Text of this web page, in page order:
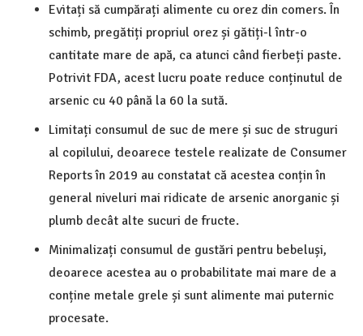
Evitați să cumpărați alimente cu orez din comers. În
schimb, pregătiți propriul orez și gătiți-l într-o
cantitate mare de apă, ca atunci când fierbeți paste.
Potrivit FDA, acest lucru poate reduce conținutul de
arsenic cu 40 până la 60 la sută.
Limitați consumul de suc de mere și suc de struguri
al copilului, deoarece testele realizate de Consumer
Reports în 2019 au constatat că acestea conțin în
general niveluri mai ridicate de arsenic anorganic și
plumb decât alte sucuri de fructe.
Minimalizați consumul de gustări pentru bebeluși,
deoarece acestea au o probabilitate mai mare de a
conține metale grele și sunt alimente mai puternic
procesate.